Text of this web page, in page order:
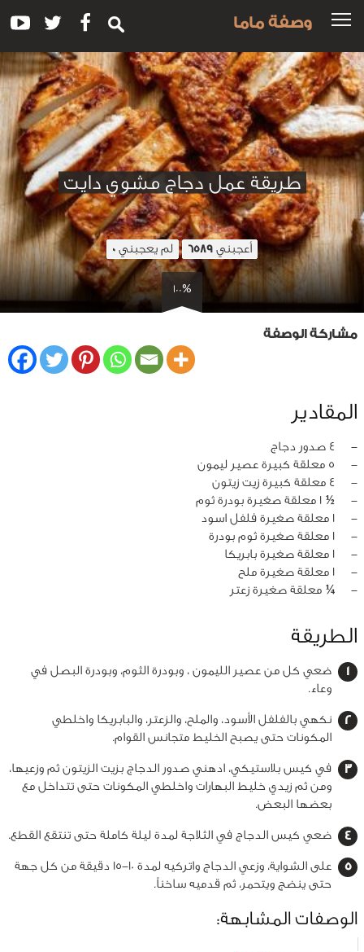
وصفة ماما
طريقة عمل دجاج مشوي دايت
أعجبني 6589 لم يعجبني 0
100%
مشاركة الوصفة
المقادير
‏-
4 صدور دجاج
‏-
5 معلقة كبيرة عصير ليمون
‏-
4 معلقة كبيرة زيت زيتون
‏-
½ 1 معلقة صغيرة بودرة ثوم
‏-
1 معلقة صغيرة فلفل اسود
‏-
1 معلقة صغيرة ثوم بودرة
‏-
1 معلقة صغيرة بابريكا
‏-
1 معلقة صغيرة ملح
‏-
¼ معلقة صغيرة زعتر
الطريقة
ضعي كل من عصير الليمون ، وبودرة الثوم، وبودرة البصل في
وعاء.
نكهي بالفلفل الأسود، والملح، والزعتر، والبابريكا واخلطي
المكونات حتى يصبح الخليط متجانس القوام.
في كيس بلاستيكي، ادهني صدور الدجاج بزيت الزيتون ثم وزعيها،
ومن ثم زيدي خليط البهارات واخلطي المكونات حتى تتداخل مع
بعضها البعض.
ضعي كيس الدجاج في الثلاجة لمدة ليلة كاملة حتى تنتقع القطع.
على الشواية، وزعي الدجاج واتركيه لمدة 10-15 دقيقة من كل جهة
حتى ينضج ويتحمر، ثم قدميه ساخناً.
الوصفات المشابهة: